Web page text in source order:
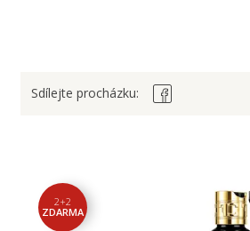
Sdílejte procházku:
2+2
ZDARMA